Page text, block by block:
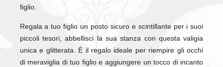
figlio.
Regala a tuo figlio un posto sicuro e scintillante per i suoi
piccoli tesori, abbellisci la sua stanza con questa valigia
unica e glitterata. È il regalo ideale per riempire gli occhi
di meraviglia di tuo figlio e aggiungere un tocco di incanto